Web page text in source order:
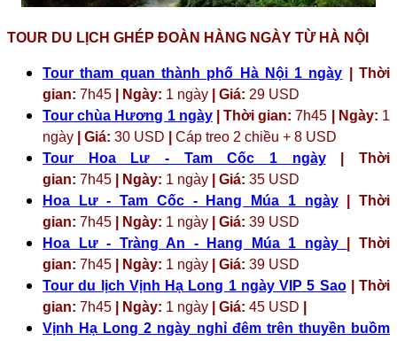
TOUR DU LỊCH GHÉP ĐOÀN HÀNG NGÀY TỪ HÀ NỘI
Tour tham quan thành phố Hà Nội 1 ngày | Thời
gian: 7h45 | Ngày: 1 ngày | Giá: 29 USD
Tour chùa Hương 1 ngày| Thời gian: 7h45 | Ngày: 1
ngày | Giá: 30 USD
Cáp treo 2 chiều + 8 USD
Tour Hoa Lư - Tam Cốc 1 ngày| Thời
gian: 7h45 | Ngày: 1 ngày | Giá: 35 USD
Hoa Lư - Tam Cốc - Hang Múa 1 ngày| Thời
gian: 7h45 | Ngày: 1 ngày | Giá: 39 USD
Hoa Lư - Tràng An - Hang Múa 1 ngày
| Thời
gian: 7h45 | Ngày: 1 ngày | Giá: 39 USD
Tour du lịch Vịnh Hạ Long 1 ngày VIP 5 Sao| Thời
gian: 7h45 | Ngày: 1 ngày | Giá: 45 USD
Vịnh Hạ Long 2 ngày nghỉ đêm trên thuyền buồm